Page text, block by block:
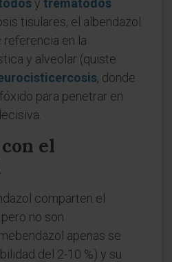
y trematodos
tisulares, el albendazol
en la
y alveolar (quiste
, donde
para penetrar en
el
comparten el
no son
apenas se
del 2-10 %) y su